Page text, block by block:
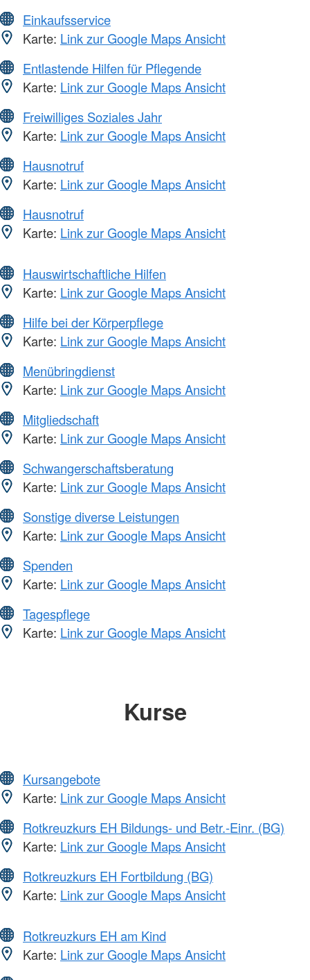
Einkaufsservice
Karte: Link zur Google Maps Ansicht
Entlastende Hilfen für Pflegende
Karte: Link zur Google Maps Ansicht
Freiwilliges Soziales Jahr
Karte: Link zur Google Maps Ansicht
Hausnotruf
Karte: Link zur Google Maps Ansicht
Hausnotruf
Karte: Link zur Google Maps Ansicht
Hauswirtschaftliche Hilfen
Karte: Link zur Google Maps Ansicht
Hilfe bei der Körperpflege
Karte: Link zur Google Maps Ansicht
Menübringdienst
Karte: Link zur Google Maps Ansicht
Mitgliedschaft
Karte: Link zur Google Maps Ansicht
Schwangerschaftsberatung
Karte: Link zur Google Maps Ansicht
Sonstige diverse Leistungen
Karte: Link zur Google Maps Ansicht
Spenden
Karte: Link zur Google Maps Ansicht
Tagespflege
Karte: Link zur Google Maps Ansicht
Kurse
Kursangebote
Karte: Link zur Google Maps Ansicht
Rotkreuzkurs EH Bildungs- und Betr.-Einr. (BG)
Karte: Link zur Google Maps Ansicht
Rotkreuzkurs EH Fortbildung (BG)
Karte: Link zur Google Maps Ansicht
Rotkreuzkurs EH am Kind
Karte: Link zur Google Maps Ansicht